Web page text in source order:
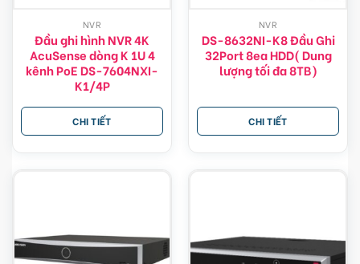
NVR
Đầu ghi hình NVR 4K
AcuSense dòng K 1U 4
kênh PoE DS-7604NXI-
K1/4P
CHI TIẾT
NVR
DS-8632NI-K8 Đầu Ghi
32Port 8ea HDD( Dung
lượng tối đa 8TB)
CHI TIẾT